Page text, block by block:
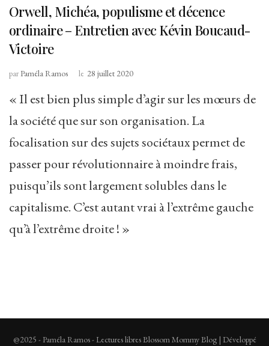
Orwell, Michéa, populisme et décence
ordinaire – Entretien avec Kévin Boucaud-
Victoire
parPaméla Ramos le 28 juillet 2020
« Il est bien plus simple d’agir sur les mœurs de
la société que sur son organisation. La
focalisation sur des sujets sociétaux permet de
passer pour révolutionnaire à moindre frais,
puisqu’ils sont largement solubles dans le
capitalisme. C’est autant vrai à l’extrême gauche
qu’à l’extrême droite ! »
@2025 - Paméla Ramos - Lectures libresBlossom Mommy Blog | Développé